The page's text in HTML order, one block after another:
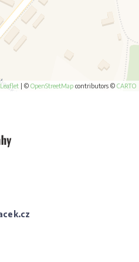
Leaflet © OpenStreetMapcontributors © CARTO